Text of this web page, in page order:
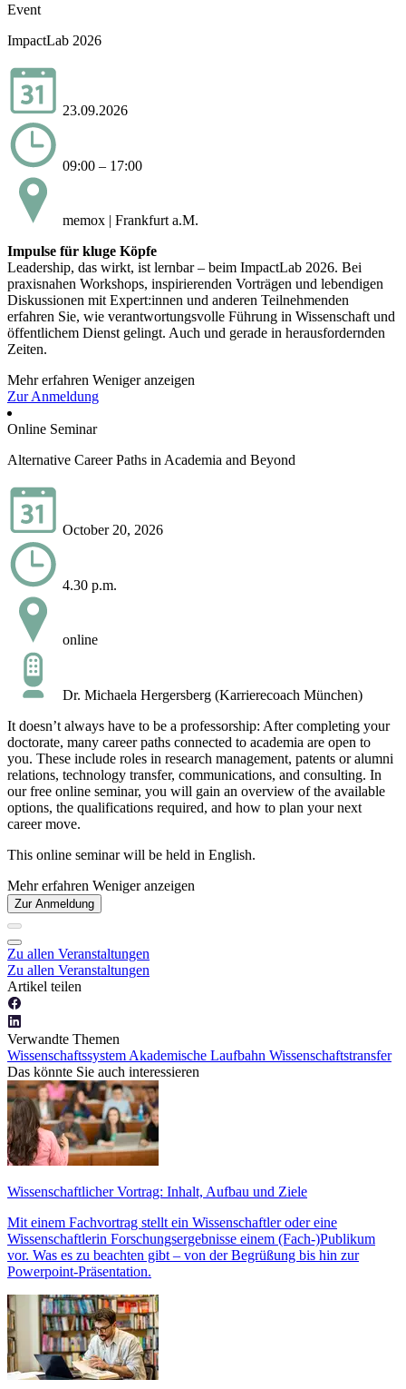
Event
ImpactLab 2026
23.09.2026
09:00 – 17:00
memox | Frankfurt a.M.
Impulse für kluge Köpfe
Leadership, das wirkt, ist lernbar – beim ImpactLab 2026. Bei
praxisnahen Workshops, inspirierenden Vorträgen und lebendigen
Diskussionen mit Expert:innen und anderen Teilnehmenden
erfahren Sie, wie verantwortungsvolle Führung in Wissenschaft und
öffentlichem Dienst gelingt. Auch und gerade in herausfordernden
Zeiten.
Mehr erfahren Weniger anzeigen
Zur Anmeldung
Online Seminar
Alternative Career Paths in Academia and Beyond
October 20, 2026
4.30 p.m.
online
Dr. Michaela Hergersberg (Karrierecoach München)
It doesn’t always have to be a professorship: After completing your
doctorate, many career paths connected to academia are open to
you. These include roles in research management, patents or alumni
relations, technology transfer, communications, and consulting. In
our free online seminar, you will gain an overview of the available
options, the qualifications required, and how to plan your next
career move.
This online seminar will be held in English.
Mehr erfahren Weniger anzeigen
Zur Anmeldung
Zu allen Veranstaltungen
Zu allen Veranstaltungen
Artikel teilen
Verwandte Themen
Wissenschaftssystem Akademische Laufbahn Wissenschaftstransfer
Das könnte Sie auch interessieren
Wissenschaftlicher Vortrag: Inhalt, Aufbau und Ziele
Mit einem Fachvortrag stellt ein Wissenschaftler oder eine
Wissenschaftlerin Forschungsergebnisse einem (Fach-)Publikum
vor. Was es zu beachten gibt – von der Begrüßung bis hin zur
Powerpoint-Präsentation.